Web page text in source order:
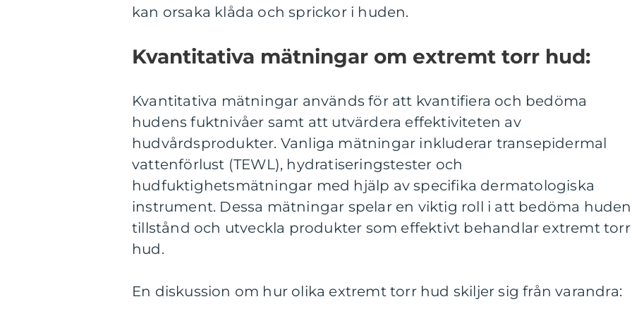
kan orsaka klåda och sprickor i huden.
Kvantitativa mätningar om extremt torr hud:
Kvantitativa mätningar används för att kvantifiera och bedöma
hudens fuktnivåer samt att utvärdera effektiviteten av
hudvårdsprodukter. Vanliga mätningar inkluderar transepidermal
vattenförlust (TEWL), hydratiseringstester och
hudfuktighetsmätningar med hjälp av specifika dermatologiska
instrument. Dessa mätningar spelar en viktig roll i att bedöma
tillstånd och utveckla produkter som effektivt behandlar extremt torr
hud.
En diskussion om hur olika extremt torr hud skiljer sig från varandra: